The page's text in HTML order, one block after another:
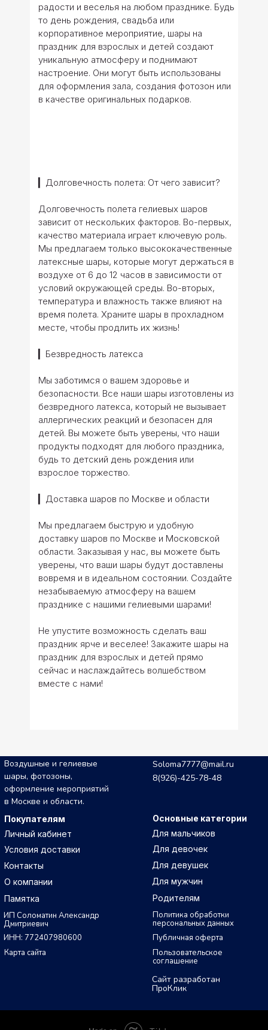
радости и веселья на любом празднике. Будь
то день рождения, свадьба или
корпоративное мероприятие, шары на
праздник для взрослых и детей создают
уникальную атмосферу и поднимают
настроение. Они могут быть использованы
для оформления зала, создания фотозон или
в качестве оригинальных подарков.
▎Долговечность полета: От чего зависит?
Долговечность полета гелиевых шаров
зависит от нескольких факторов. Во-первых,
качество материала играет ключевую роль.
Мы предлагаем только высококачественные
латексные шары, которые могут держаться в
воздухе от 6 до 12 часов в зависимости от
условий окружающей среды. Во-вторых,
температура и влажность также влияют на
время полета. Храните шары в прохладном
месте, чтобы продлить их жизнь!
▎Безвредность латекса
Мы заботимся о вашем здоровье и
безопасности. Все наши шары изготовлены из
безвредного латекса, который не вызывает
аллергических реакций и безопасен для
детей. Вы можете быть уверены, что наши
продукты подходят для любого праздника,
будь то детский день рождения или
взрослое торжество.
▎Доставка шаров по Москве и области
Мы предлагаем быструю и удобную
доставку шаров по Москве и Московской
области. Заказывая у нас, вы можете быть
уверены, что ваши шары будут доставлены
вовремя и в идеальном состоянии. Создайте
незабываемую атмосферу на вашем
празднике с нашими гелиевыми шарами!
Не упустите возможность сделать ваш
праздник ярче и веселее! Закажите шары на
праздник для взрослых и детей прямо
сейчас и наслаждайтесь волшебством
вместе с нами!
Сайт разработан
ПроКлик
Карта сайта
Публичная оферта
Пользовательское
соглашение
Политика обработки
персональных данных
Soloma7777@mail.ru
Воздушные и гелиевые
шары, фотозоны,
оформление мероприятий
в Москве и области.
8(926)-425-78-48
ИНН: 772407980600
ИП Соломатин Александр
Дмитриевич
Основные категории
Родителям
Для мужчин
Для девушек
Для мальчиков
Для девочек
Покупателям
Памятка
О компании
Контакты
Личный кабинет
Условия доставки